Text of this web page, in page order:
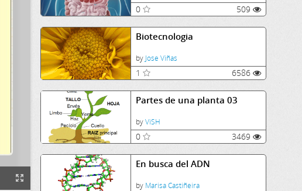
0 509
Biotecnologia
by Jose Viñas
1 6586
Partes de una planta 03
byViSH
0 3469
En busca del ADN
by Marisa Castiñeira